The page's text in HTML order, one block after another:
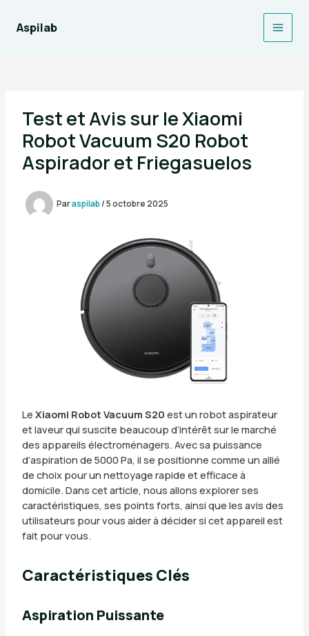
contenu
Aspilab
Main
Test et Avis sur le Xiaomi
Robot Vacuum S20 Robot
Aspirador et Friegasuelos
Paraspilab/5 octobre 2025
Le Xiaomi Robot Vacuum S20 est un robot aspirateur
et laveur qui suscite beaucoup d’intérêt sur le marché
des appareils électroménagers. Avec sa puissance
d’aspiration de 5000 Pa, il se positionne comme un allié
de choix pour un nettoyage rapide et efficace à
domicile. Dans cet article, nous allons explorer ses
caractéristiques, ses points forts, ainsi que les avis des
utilisateurs pour vous aider à décider si cet appareil est
fait pour vous.
Caractéristiques Clés
Aspiration Puissante